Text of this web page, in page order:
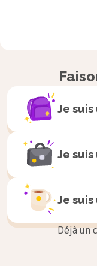
Je suis
Je suis
Je suis
Déjà un